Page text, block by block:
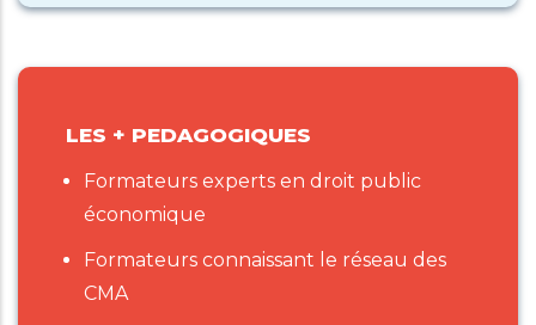
LES + PEDAGOGIQUES
Formateurs experts en droit public
économique
Formateurs connaissant le réseau des
CMA